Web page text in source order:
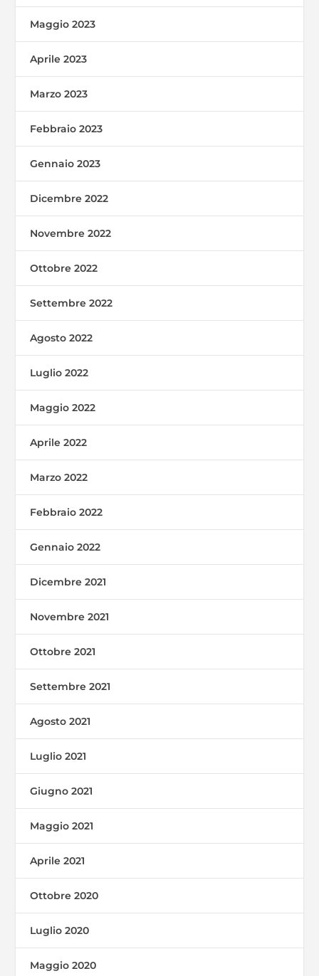
Maggio 2023
Aprile 2023
Marzo 2023
Febbraio 2023
Gennaio 2023
Dicembre 2022
Novembre 2022
Ottobre 2022
Settembre 2022
Agosto 2022
Luglio 2022
Maggio 2022
Aprile 2022
Marzo 2022
Febbraio 2022
Gennaio 2022
Dicembre 2021
Novembre 2021
Ottobre 2021
Settembre 2021
Agosto 2021
Luglio 2021
Giugno 2021
Maggio 2021
Aprile 2021
Ottobre 2020
Luglio 2020
Maggio 2020